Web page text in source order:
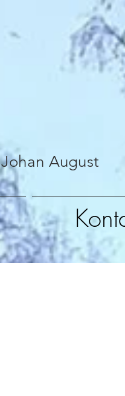
August